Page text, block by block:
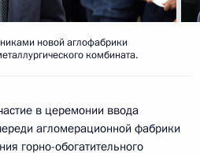
новой аглофабрики
комбината.
в церемонии ввода
агломерационной фабрики
горно-обогатительного